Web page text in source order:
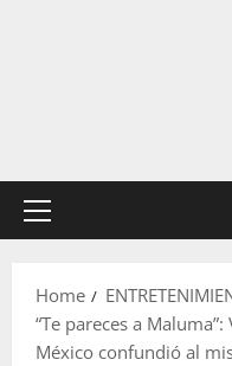
Primary
Home
“Te pareces a
México confundió al